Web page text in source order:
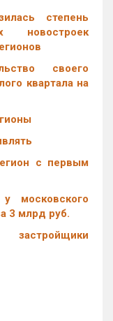
степень
новостроек
своего
квартала на
с первым
московского
3 млрд руб.